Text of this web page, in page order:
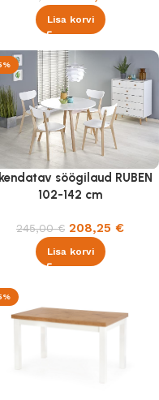
Lisa korvi
söögilaud RUBEN
102-142 cm
245,00€ 208,25 €
Lisa korvi